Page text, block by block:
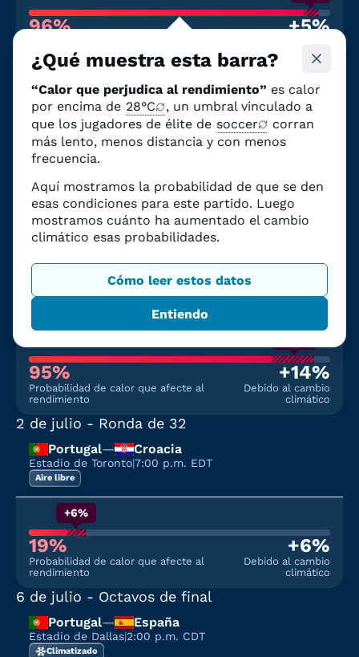
96%
rendimiento
+5%
climático
Portugal — Uzbekistán
Estadio de Houston|12:00 p.m. CDT
Climatizado
96%
Probabilidad de calor que afecte al
rendimiento
+5%
Debido al cambio
climático
Colombia— Portugal
Estadio de Miami 7:30 p.m. EDT
95%
Probabilidad de calor que afecte al
rendimiento
+14%
Debido al cambio
climático
2 de julio - Ronda de 32
Portugal— Croacia
Estadio de Toronto|7:00 p.m. EDT
Aire libre
+6%
19%
Probabilidad de calor que afecte al
rendimiento
+6%
Debido al cambio
climático
6 de julio - Octavos de final
Portugal— España
Estadio de Dallas|2:00 p.m. CDT
Climatizado
¿Qué muestra esta barra?
“Calor que perjudica al rendimiento” es calor
por encima de 28°C
, un umbral vinculado a
que los jugadores de élite de soccer
corran
más lento, menos distancia y con menos
frecuencia.
Aquí mostramos la probabilidad de que se den
esas condiciones para este partido. Luego
mostramos cuánto ha aumentado el cambio
climático esas probabilidades.
Entiendo
Cómo leer estos datos